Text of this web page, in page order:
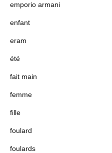
emporio armani
enfant
eram
été
fait main
femme
fille
foulard
foulards